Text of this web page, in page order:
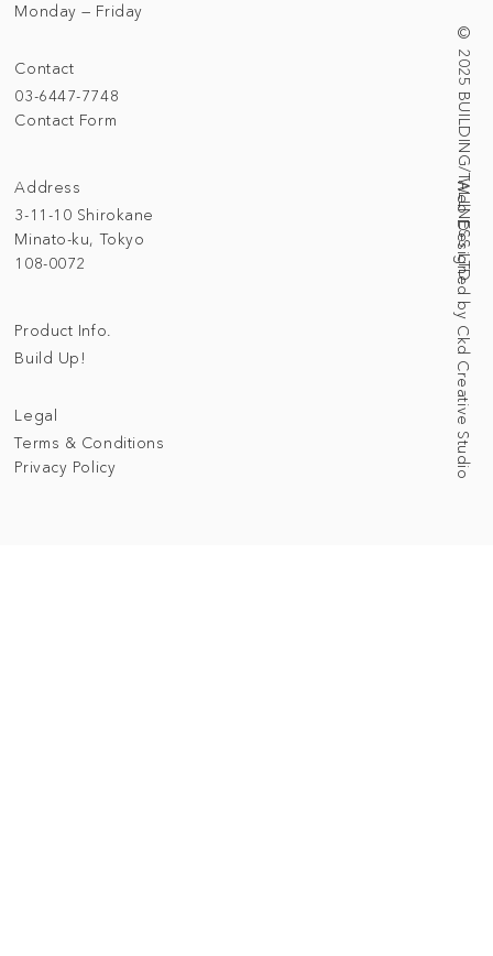
Address
3-11-10 Shirokane
Minato-ku, Tokyo
108-0072
© 2025 BUILDING/TALLNESS LTD.
Web Designed by Ckd Creative Studio
Contact
03-6447-7748
Contact Form
Monday — Friday
Legal
Terms & Conditions
Privacy Policy
Product Info.
Build Up!